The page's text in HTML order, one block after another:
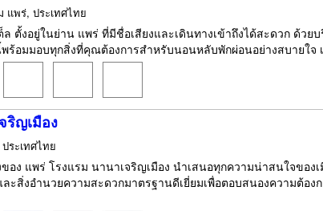
แพร่, ประเทศไทย
ตั้งอยู่ในย่าน แพร่ ที่มีชื่อเสียงและเดินทางเข้าถึงได้สะดวก ด้ว
ร้อมมอบทุกสิ่งที่คุณต้องการสำหรับนอนหลับพักผ่อนอย่างสบายใจ
ริญเมือง
ระเทศไทย
อง แพร่ โรงแรม นานาเจริญเมือง นำเสนอทุกความน่าสนใจขอ
ะสิ่งอำนวยความสะดวกมาตรฐานดีเยี่ยมเพื่อตอบสนองความต้อ